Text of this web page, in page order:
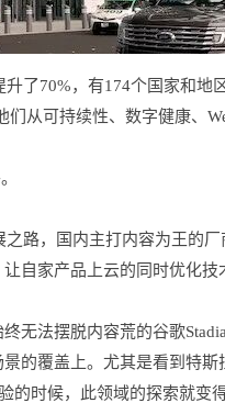
了70%，有174个国家和地
从可持续性、数字健康、
路，国内主打内容为王的
自家产品上云的同时优化
无法摆脱内容荒的谷歌
的覆盖上。尤其是看到特
的时候，此领域的探索就变